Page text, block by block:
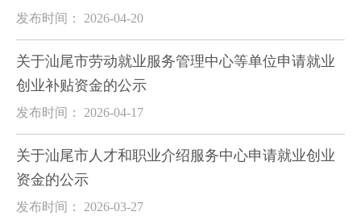
发布时间： 2026-04-20
关于汕尾市劳动就业服务管理中心等单位申请就业
创业补贴资金的公示
发布时间： 2026-04-17
关于汕尾市人才和职业介绍服务中心申请就业创业
资金的公示
发布时间： 2026-03-27